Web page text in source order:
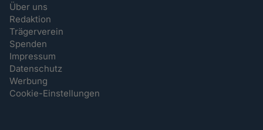
Über uns
Redaktion
Trägerverein
Spenden
Impressum
Datenschutz
Werbung
Cookie-Einstellungen